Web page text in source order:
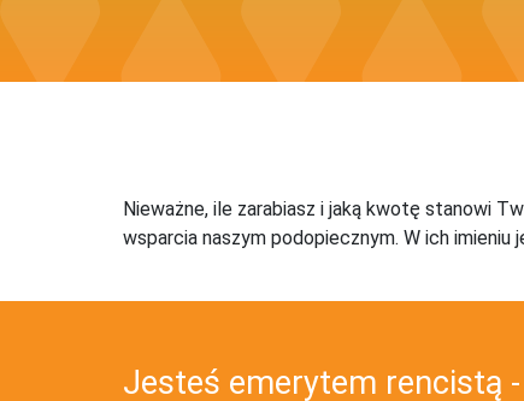
Nieważne, ile zarabiasz i jaką kwotę stanowi
wsparcia naszym podopiecznym. W ich imieniu
Jesteś emerytem rencistą -